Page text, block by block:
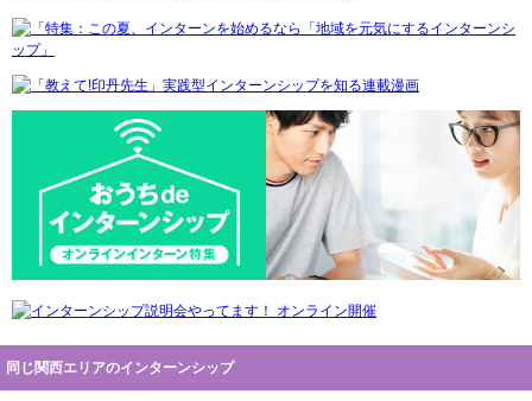
同じ関西エリアのインターンシップ